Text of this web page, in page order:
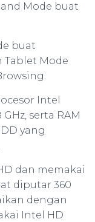
Mode buat
buat
Tablet Mode
Intel
serta RAM
yang
dan memakai
diputar 360
dengan
Intel HD